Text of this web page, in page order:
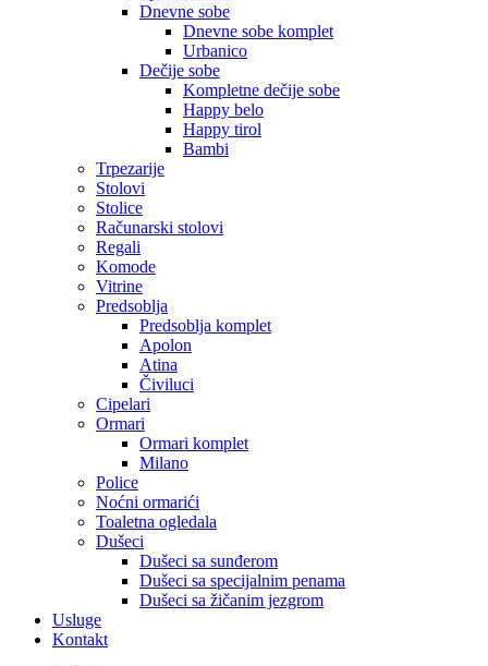
Dnevne sobe
Dnevne sobe komplet
Urbanico
Dečije sobe
Kompletne dečije sobe
Happy belo
Happy tirol
Bambi
Trpezarije
Stolovi
Stolice
Računarski stolovi
Regali
Komode
Vitrine
Predsoblja
Predsoblja komplet
Apolon
Atina
Čiviluci
Cipelari
Ormari
Ormari komplet
Milano
Police
Noćni ormarići
Toaletna ogledala
Dušeci
Dušeci sa sunđerom
Dušeci sa specijalnim penama
Dušeci sa žičanim jezgrom
Usluge
Kontakt